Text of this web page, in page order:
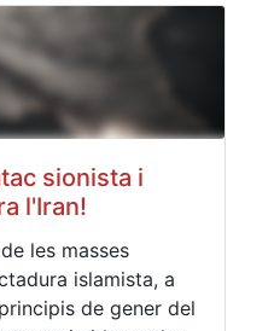
sionista i
l'Iran!
les masses
islamista, a
de gener del